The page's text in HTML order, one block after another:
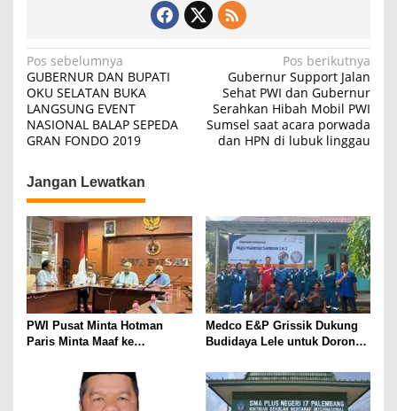
N
a
v
i
a
s
i
p
o
s
Pos sebelumnya
GUBERNUR DAN BUPATI
OKU SELATAN BUKA
LANGSUNG EVENT
NASIONAL BALAP SEPEDA
GRAN FONDO 2019
Pos berikutnya
Gubernur Support Jalan
Sehat PWI dan Gubernur
Serahkan Hibah Mobil PWI
Sumsel saat acara porwada
dan HPN di lubuk linggau
Jangan Lewatkan
PWI Pusat Minta Hotman
Paris Minta Maaf ke
Pers Harus Dihormati
Medco E&P Grissik Dukung
Budidaya Lele untuk Dorong
Masyarakat